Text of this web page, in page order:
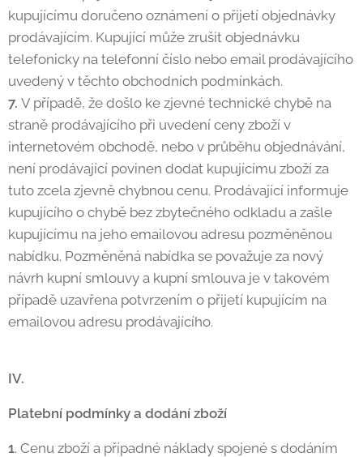
kupujícímu doručeno oznámení o přijetí objednávky
prodávajícím. Kupující může zrušit objednávku
telefonicky na telefonní číslo nebo email prodávajícího
uvedený v těchto obchodních podmínkách.
7. V případě, že došlo ke zjevné technické chybě na
straně prodávajícího při uvedení ceny zboží v
internetovém obchodě, nebo v průběhu objednávání,
není prodávající povinen dodat kupujícímu zboží za
tuto zcela zjevně chybnou cenu. Prodávající informuje
kupujícího o chybě bez zbytečného odkladu a zašle
kupujícímu na jeho emailovou adresu pozměněnou
nabídku. Pozměněná nabídka se považuje za nový
návrh kupní smlouvy a kupní smlouva je v takovém
případě uzavřena potvrzením o přijetí kupujícím na
emailovou adresu prodávajícího.
IV.
Platební podmínky a dodání zboží
1. Cenu zboží a případné náklady spojené s dodáním